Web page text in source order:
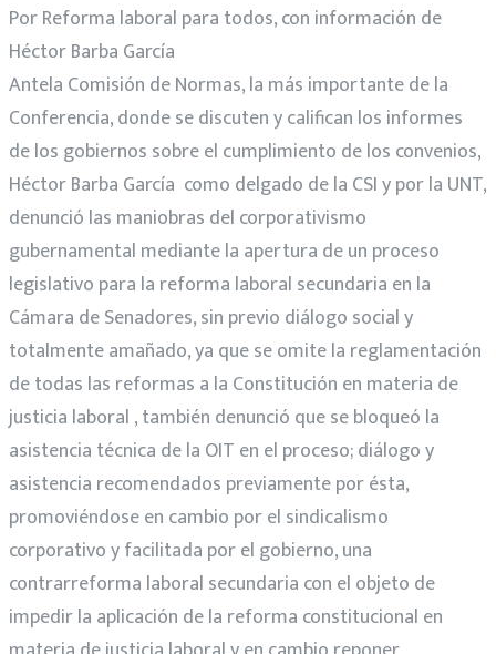
Por Reforma laboral para todos, con información de
Héctor Barba García
Antela Comisión de Normas, la más importante de la
Conferencia, donde se discuten y califican los informes
de los gobiernos sobre el cumplimiento de los convenios,
Héctor Barba García como delgado de la CSI y por la UNT,
denunció las maniobras del corporativismo
gubernamental mediante la apertura de un proceso
legislativo para la reforma laboral secundaria en la
Cámara de Senadores, sin previo diálogo social y
totalmente amañado, ya que se omite la reglamentación
de todas las reformas a la Constitución en materia de
justicia laboral , también denunció que se bloqueó la
asistencia técnica de la OIT en el proceso; diálogo y
asistencia recomendados previamente por ésta,
promoviéndose en cambio por el sindicalismo
corporativo y facilitada por el gobierno, una
contrarreforma laboral secundaria con el objeto de
impedir la aplicación de la reforma constitucional en